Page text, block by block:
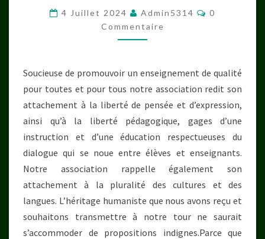
4
JUILLET
2024
4 Juillet 2024 Admin5314
0
Commentaire
Soucieuse de promouvoir un enseignement de qualité
pour toutes et pour tous notre association redit son
attachement à la liberté de pensée et d’expression,
ainsi qu’à la liberté pédagogique, gages d’une
instruction et d’une éducation respectueuses du
dialogue qui se noue entre élèves et enseignants.
Notre association rappelle également son
attachement à la pluralité des cultures et des
langues. L’héritage humaniste que nous avons reçu et
souhaitons transmettre à notre tour ne saurait
s’accommoder de propositions indignes.Parce que